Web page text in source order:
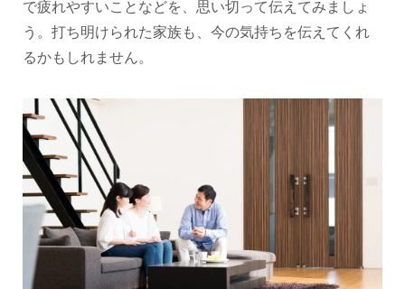
で疲れやすいことなどを、思い切って伝えてみましょ
う。打ち明けられた家族も、今の気持ちを伝えてくれ
るかもしれません。